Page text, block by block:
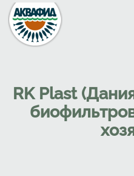
Перейти к основному
RK Plast